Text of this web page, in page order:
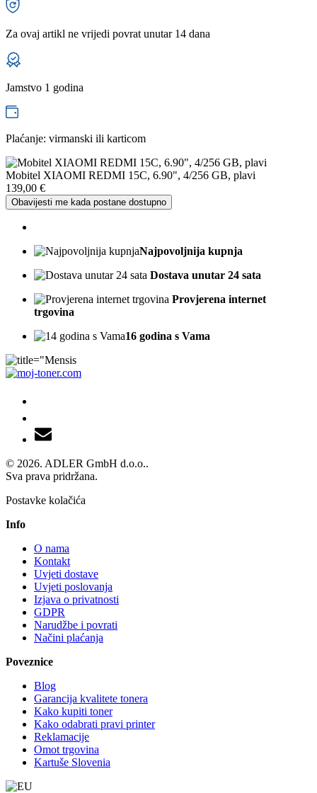
Za ovaj artikl ne vrijedi povrat unutar 14 dana
Jamstvo 1 godina
Plaćanje: virmanski ili karticom
Mobitel XIAOMI REDMI 15C, 6.90", 4/256 GB, plavi
139,00 €
Obavijesti me kada postane dostupno
Najpovoljnija kupnja
Dostava unutar 24 sata
Provjerena internet
trgovina
16 godina s Vama
© 2026. ADLER GmbH d.o.o..
Sva prava pridržana.
Postavke kolačića
Info
O nama
Kontakt
Uvjeti dostave
Uvjeti poslovanja
Izjava o privatnosti
GDPR
Narudžbe i povrati
Načini plaćanja
Poveznice
Blog
Garancija kvalitete tonera
Kako kupiti toner
Kako odabrati pravi printer
Reklamacije
Omot trgovina
Kartuše Slovenia